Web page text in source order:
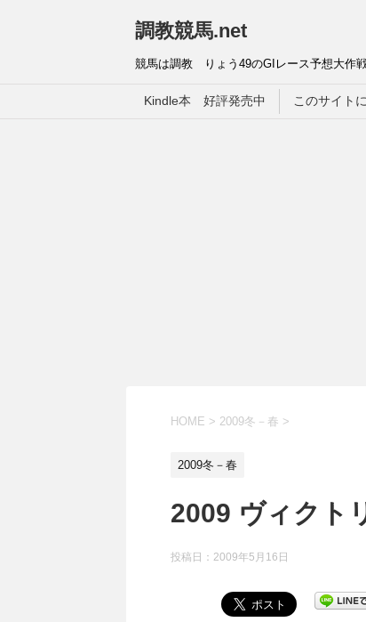
調教競馬.net
競馬は調教 りょう49のGIレース予想大作
Kindle本 好評発売中 このサイト
HOME > 2009冬－春 >
2009冬－春
2009 ヴィク
投稿日： 2009年5月16日